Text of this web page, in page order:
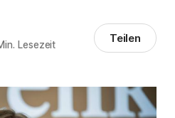
Lesezeit Teilen